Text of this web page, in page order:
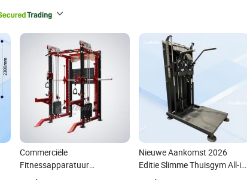
Commerciële
Fitnessapparatuur
Uitgebreide Smith Machine
Nieuwe Aankomst 2026
Editie Slimme Thuisgym All-in-
One Staande Multi Flight Gym